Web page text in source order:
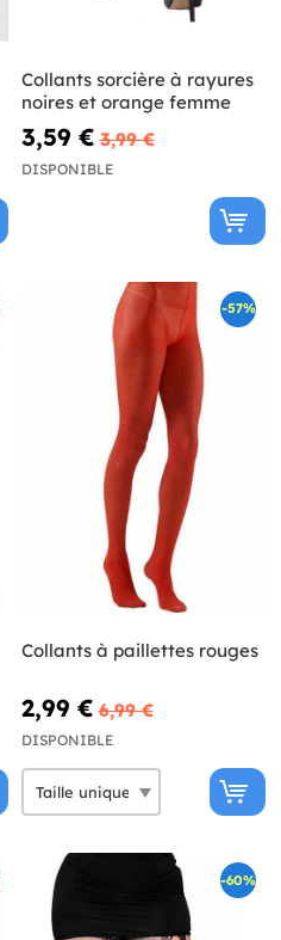
Collants sorcière à rayures
noires et orange femme
3,59 € 3,99 €
DISPONIBLE
-57%
Collants à paillettes rouges
2,99 € 6,99 €
DISPONIBLE
-60%